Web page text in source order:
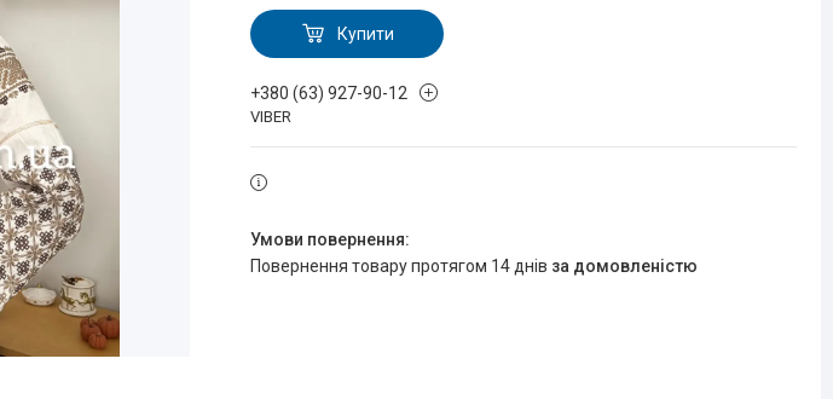
Купити
+380 (63) 927-90-12
VIBER
повернення товару протягом 14 днів за домовленістю